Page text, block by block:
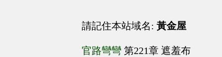
請記住本站域名: 黃金屋
官路彎彎 第221章 遮羞布